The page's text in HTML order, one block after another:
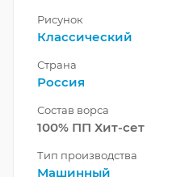
Рисунок
Классический
Страна
Россия
Состав ворса
100% ПП Хит-сет
Тип производства
Машинный